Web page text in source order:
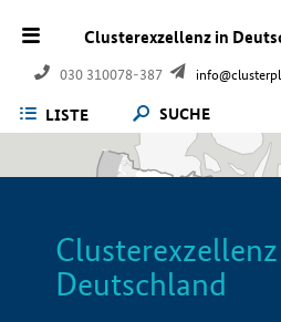
Clusterexzellenz in
030 310078-387
LISTE SUCHE
Deutschland